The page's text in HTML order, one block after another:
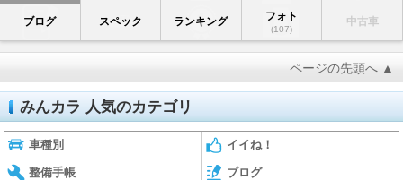
ブログ スペック ランキング フォト
(107)
中古車
ページの先頭へ ▲
みんカラ 人気のカテゴリ
車種別 イイね！
整備手帳 ブログ